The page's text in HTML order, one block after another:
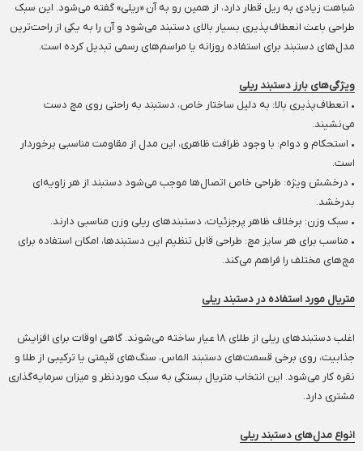
شباهت زیادی به ریل قطار دارد، از همین رو به آن «ریلی» گفته می‌شود. این سبک
طراحی باعث انعطاف‌پذیری بسیار بالای دستبند می‌شود و آن را به یکی از راحت‌ترین
مدل‌های دستبند برای استفاده روزانه یا مراسم‌های رسمی تبدیل کرده است.
ویژگی‌های بارز دستبند ریلی
• انعطاف‌پذیری بالا: به دلیل ساختار خاص، دستبند به راحتی روی مچ دست
می‌نشیند.
• استحکام و دوام: با وجود ظرافت ظاهری، این مدل از مقاومت مناسبی برخوردار
است.
• درخشش ویژه: طراحی خاص اتصال‌ها موجب می‌شود دستبند از هر زاویه‌ای
بدرخشد.
• سبک وزن: برخلاف ظاهر پرجزئیات، دستبندهای ریلی وزن مناسبی دارند.
• مناسب برای هر سایز مچ: طراحی قابل تنظیم این دستبندها، امکان استفاده برای
مچ‌های مختلف را فراهم می‌کند.
متریال مورد استفاده در دستبند ریلی
اغلب دستبندهای ریلی از طلای ۱۸ عیار ساخته می‌شوند. گاهی اوقات برای افزایش
جذابیت، روی برخی قسمت‌های دستبند الماس، سنگ‌های قیمتی یا ترکیبی از طلا و
نقره کار می‌شود. این انتخاب متریال بستگی به سبک موردنظر و میزان سرمایه‌گذاری
مشتری دارد.
انواع مدل‌های دستبند ریلی